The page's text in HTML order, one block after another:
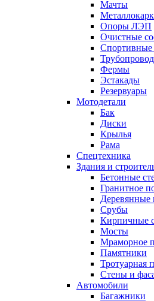
Мачты
Опоры ЛЭП
Очистные
Спортивные
Фермы
Эстакады
Резервуары
Мотодетали
Бак
Диски
Крылья
Рама
Спецтехника
Здания и
Бетонные
Гранитное
Деревянные
Срубы
Кирпичные
Мосты
Мраморное
Памятники
Тротуарная
Стены и
Автомобили
Багажники